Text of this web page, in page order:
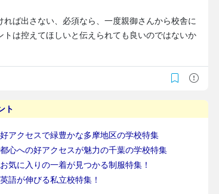
ば出さない、必須なら、一度親御さんから校舎に
は控えてほしいと伝えられても良いのではないか